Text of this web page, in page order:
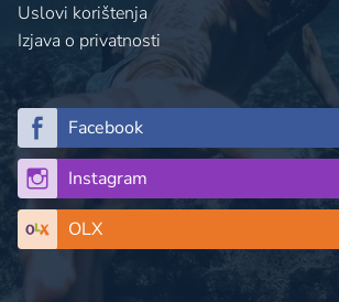
Uslovi korištenja
Izjava o privatnosti
Facebook
Instagram
OLX